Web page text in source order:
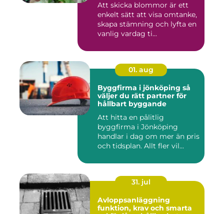
Att skicka blommor är ett
enkelt sätt att visa omtanke,
skapa stämning och lyfta en
vanlig vardag ti...
01. aug
Byggfirma i jönköping så
väljer du rätt partner för
hållbart byggande
Att hitta en pålitlig
byggfirma i Jönköping
handlar i dag om mer än pris
och tidsplan. Allt fler vil...
31. jul
Avloppsanläggning
funktion, krav och smarta